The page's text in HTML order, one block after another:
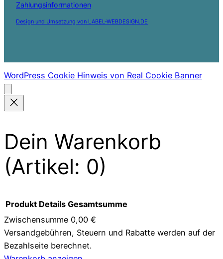
Zahlungsinformationen
Design und Umsetzung von LABEL-WEBDESIGN.DE
WordPress Cookie Hinweis von Real Cookie Banner
Dein Warenkorb
(Artikel: 0)
Produkte
Produkt Details Gesamtsumme
Zwischensumme 0,00 €
Versandgebühren, Steuern und Rabatte werden auf der
Bezahlseite berechnet.